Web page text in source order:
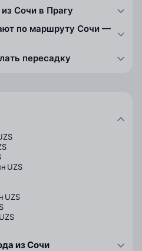
Сочи в Прагу
по маршруту Сочи —
пересадку
UZS
UZS
из Сочи